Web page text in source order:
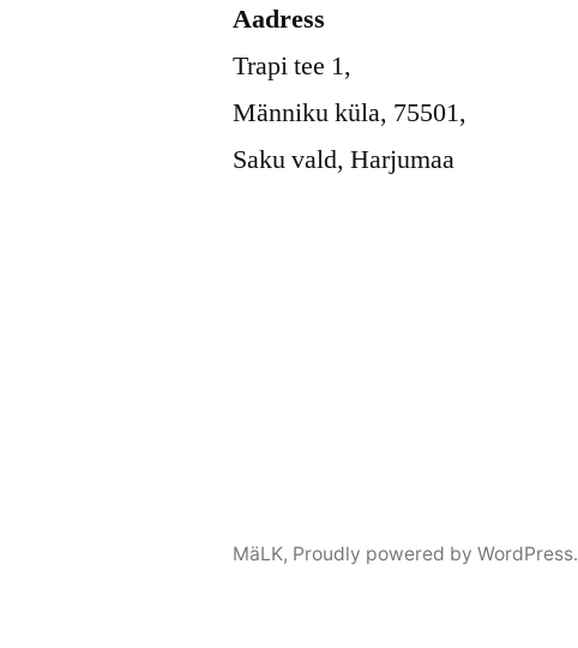
Aadress
Trapi tee 1,
Männiku küla, 75501,
Saku vald, Harjumaa
MäLK, Proudly powered by WordPress.